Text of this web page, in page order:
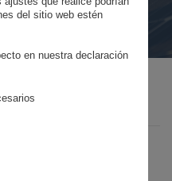
del sitio web estén
en nuestra declaración